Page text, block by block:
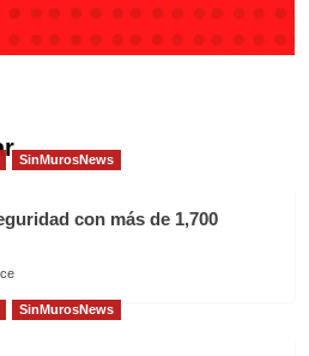
SinMurosNews
con más de 1,700
SinMurosNews